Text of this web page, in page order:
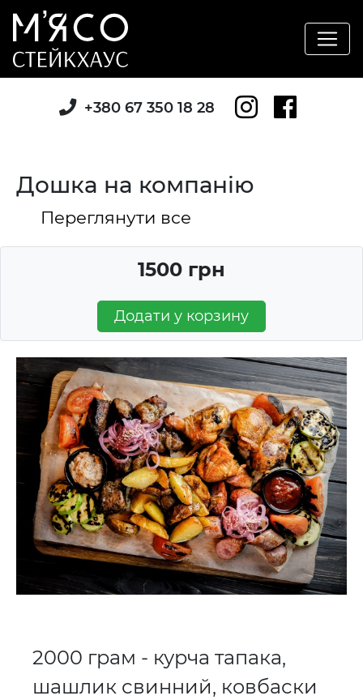
+380 67 350 18 28
Дошка на компанію
Переглянути все
1500 грн
Додати у корзину
2000 грам - курча тапака,
шашлик свинний, ковбаски